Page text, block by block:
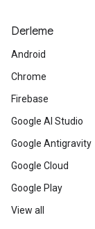
Derleme
Android
Chrome
Firebase
Google AI Studio
Google Antigravity
Google Cloud
Google Play
View all